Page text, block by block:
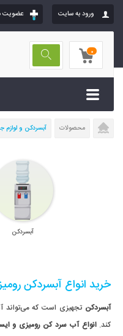
ورود به سایت عضویت
0
محصولات آبسردکن و لوازم
آبسردکن
خرید انواع آبسردکن
آبسردکن تجهیزی است که می‌تواند
کند.انواع آب سرد کن رومیزی و